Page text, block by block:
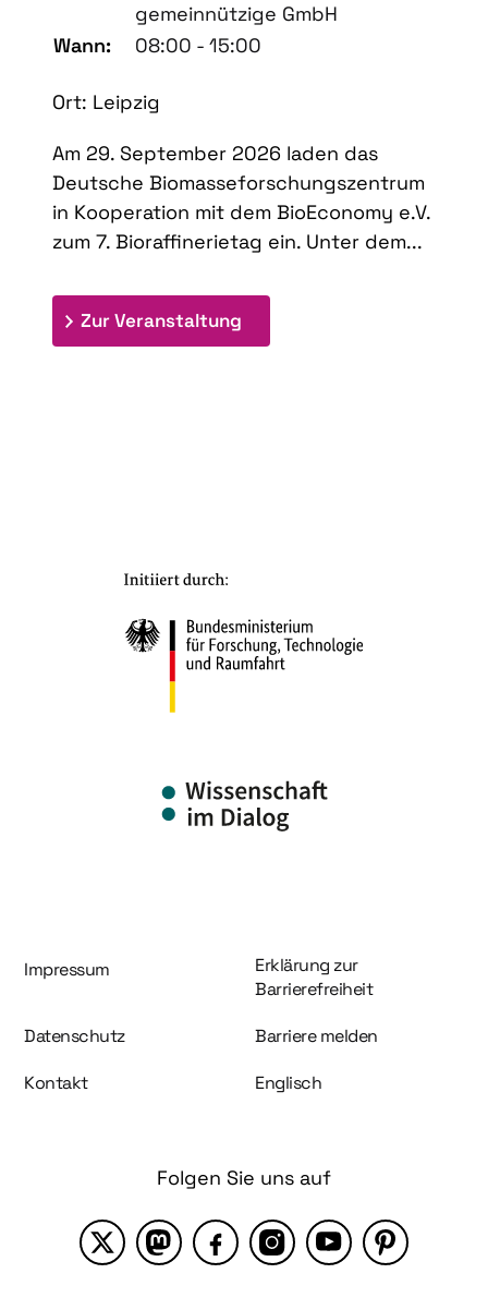
gemeinnützige GmbH
Wann:
08:00 - 15:00
Ort: Leipzig
Am 29. September 2026 laden das
Deutsche Biomasseforschungszentrum
in Kooperation mit dem BioEconomy e.V.
zum 7. Bioraffinerietag ein. Unter dem...
Zur Veranstaltung
Information und Service
Impressum
Erklärung zur
Barrierefreiheit
Datenschutz Barriere melden
Kontakt Englisch
Folgen Sie uns auf